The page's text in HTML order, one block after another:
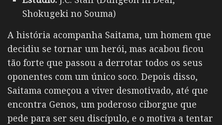
Shokugeki no Souma)
A história acompanha Saitama, um homem que
decidiu se tornar um herói, mas acabou ficou
tão forte que passou a derrotar todos os seus
oponentes com um único soco. Depois disso,
Saitama começou a viver desmotivado, até que
encontra Genos, um poderoso ciborgue que
pede para ser seu discípulo, e o motiva a tentar